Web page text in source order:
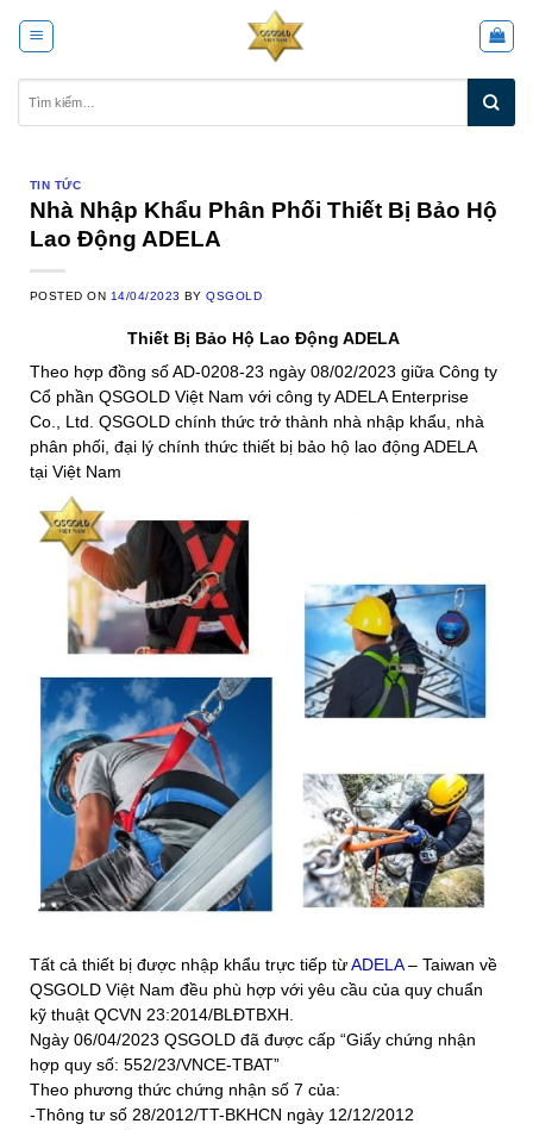
TIN TỨC
Nhà Nhập Khẩu Phân Phối Thiết Bị Bảo Hộ
Lao Động ADELA
POSTED ON 14/04/2023 BYQSGOLD
Thiết Bị Bảo Hộ Lao Động ADELA
Theo hợp đồng số AD-0208-23 ngày 08/02/2023 giữa Công ty
Cổ phần QSGOLD Việt Nam với công ty ADELA Enterprise
Co., Ltd. QSGOLD chính thức trở thành nhà nhập khẩu, nhà
phân phối, đại lý chính thức thiết bị bảo hộ lao động ADELA
tại Việt Nam
Tất cả thiết bị được nhập khẩu trực tiếp từ ADELA– Taiwan về
QSGOLD Việt Nam đều phù hợp với yêu cầu của quy chuẩn
kỹ thuật QCVN 23:2014/BLĐTBXH.
Ngày 06/04/2023 QSGOLD đã được cấp “Giấy chứng nhận
hợp quy số: 552/23/VNCE-TBAT”
Theo phương thức chứng nhận số 7 của:
-Thông tư số 28/2012/TT-BKHCN ngày 12/12/2012